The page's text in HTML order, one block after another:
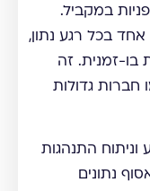
במקביל.
אחד בכל רגע נתון,
בו-זמנית. זה
גדולות
וניתוח התנהגות
נתונים